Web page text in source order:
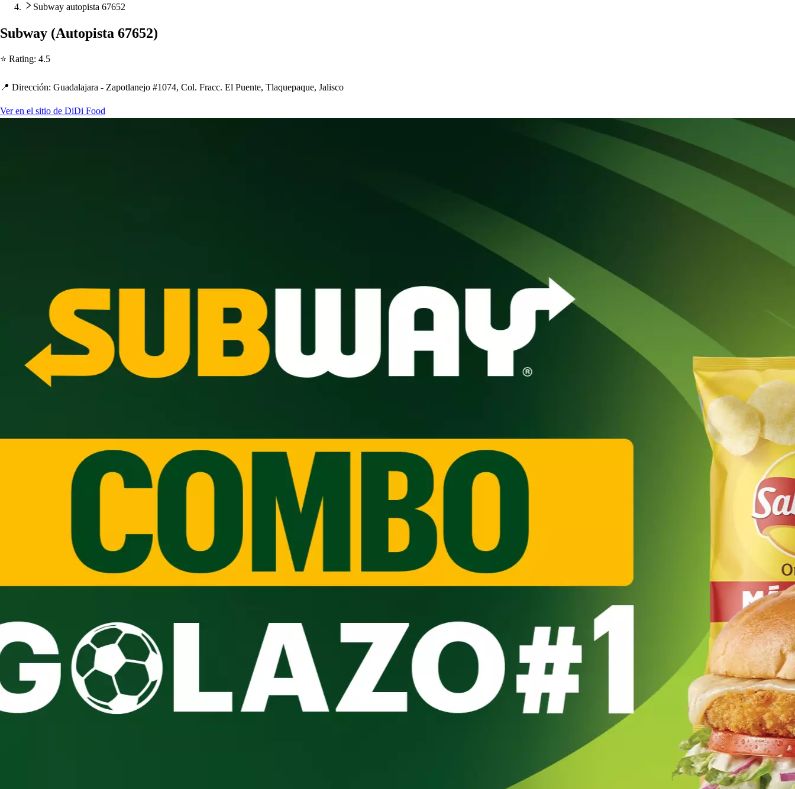
Subway autopista 67652
Subway (Autopista 67652)
⭐ Rating: 4.5
📍 Dirección: Guadalajara - Zapotlanejo #1074, Col. Fracc. El Puente, Tlaquepaque, Jalisco
Ver en el sitio de DiDi Food